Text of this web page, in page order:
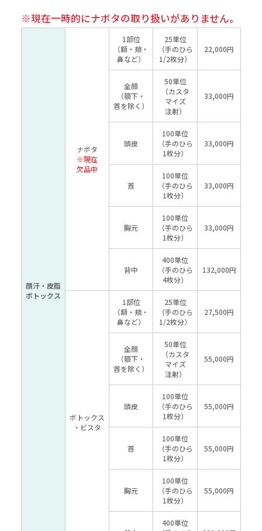
※現在一時的にナボタの取り扱いがありません。
顔汗・皮脂
ボトックス
ナボタ
※現在
欠品中
1部位
（額・頬・
鼻など）
25単位
（手のひら
1/2枚分）
22,000円
全顔
（顎下・
首を除く）
50単位
（カスタ
マイズ
注射）
33,000円
頭皮
100単位
（手のひら
1枚分）
33,000円
首
100単位
（手のひら
1枚分）
33,000円
胸元
100単位
（手のひら
1枚分）
33,000円
背中
400単位
（手のひら
4枚分）
132,000円
ボトックス
・ビスタ
1部位
（額・頬・
鼻など）
25単位
（手のひら
1/2枚分）
27,500円
全顔
（顎下・
首を除く）
50単位
（カスタ
マイズ
注射）
55,000円
頭皮
100単位
（手のひら
1枚分）
55,000円
首
100単位
（手のひら
1枚分）
55,000円
胸元
100単位
（手のひら
1枚分）
55,000円
400単位